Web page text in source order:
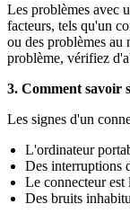
Les problèmes avec
facteurs, tels qu'un
ou des problèmes au
problème, vérifiez
3. Comment savoir
Les signes d'un
L'ordinateur
Des interruptions
Le connecteur est
Des bruits